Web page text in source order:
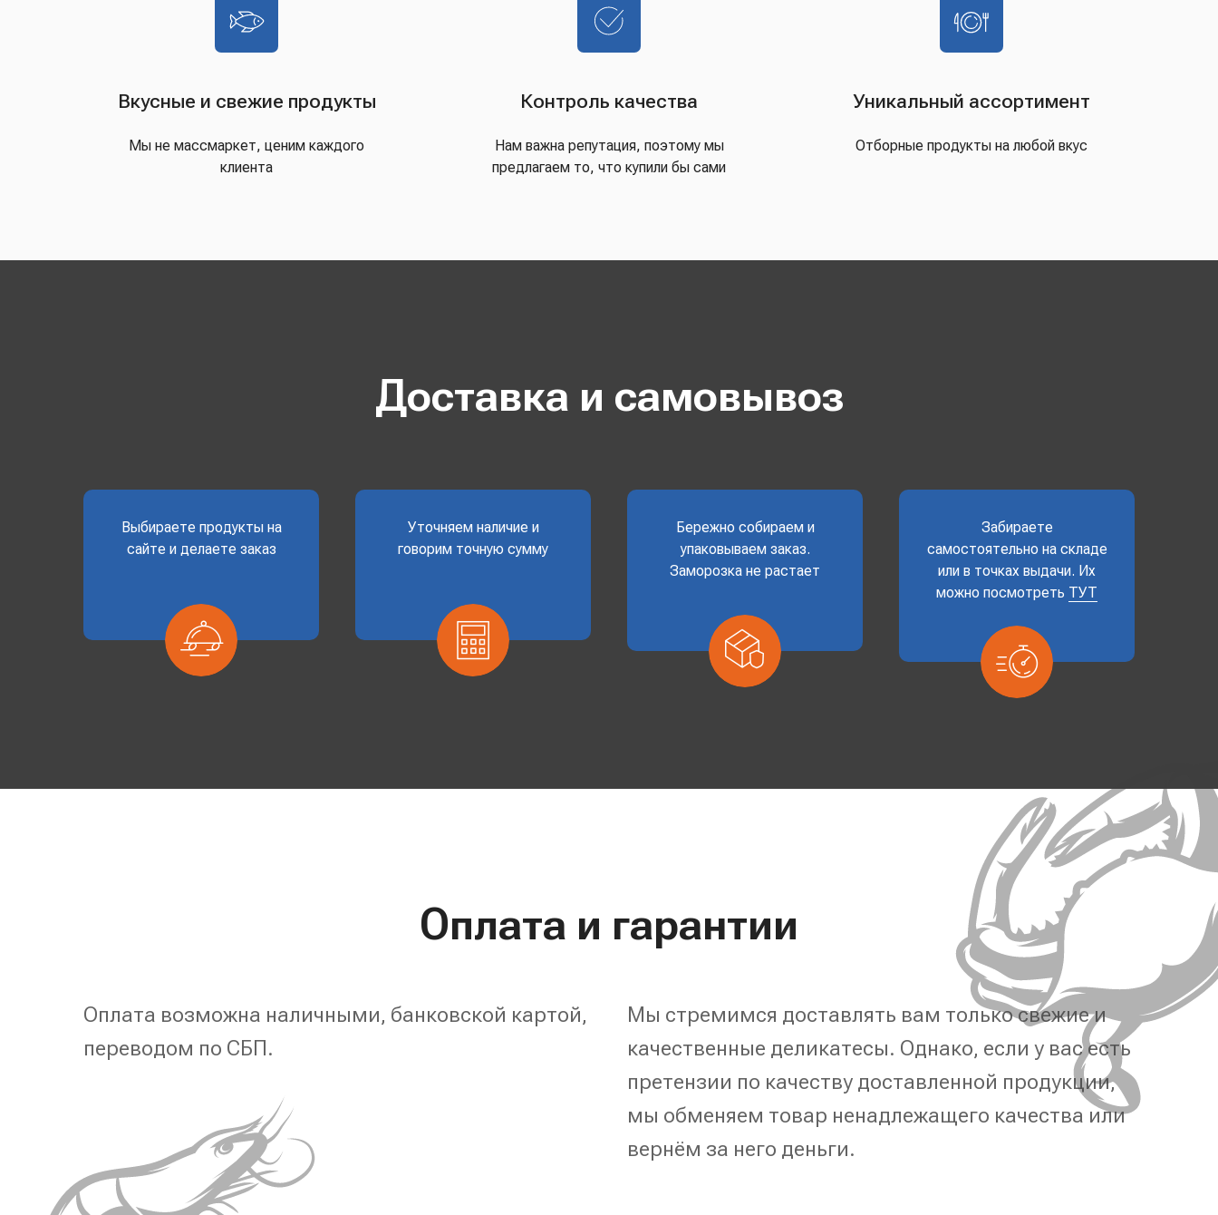
Вкусные и свежие продукты
Мы не массмаркет, ценим каждого
клиента
Контроль качества
Нам важна репутация, поэтому мы
предлагаем то, что купили бы сами
Уникальный ассортимент
Отборные продукты на любой вкус
Доставка и самовывоз
Выбираете продукты на
сайте и делаете заказ
Уточняем наличие и
говорим точную сумму
Бережно собираем и
упаковываем заказ.
Заморозка не растает
Забираете
самостоятельно на складе
или в точках выдачи. Их
можно посмотреть ТУТ
Оплата и гарантии
Оплата возможна наличными, банковской картой,
переводом по СБП.
Мы стремимся доставлять вам только свежие и
качественные деликатесы. Однако, если у вас есть
претензии по качеству доставленной продукции,
мы обменяем товар ненадлежащего качества или
вернём за него деньги.